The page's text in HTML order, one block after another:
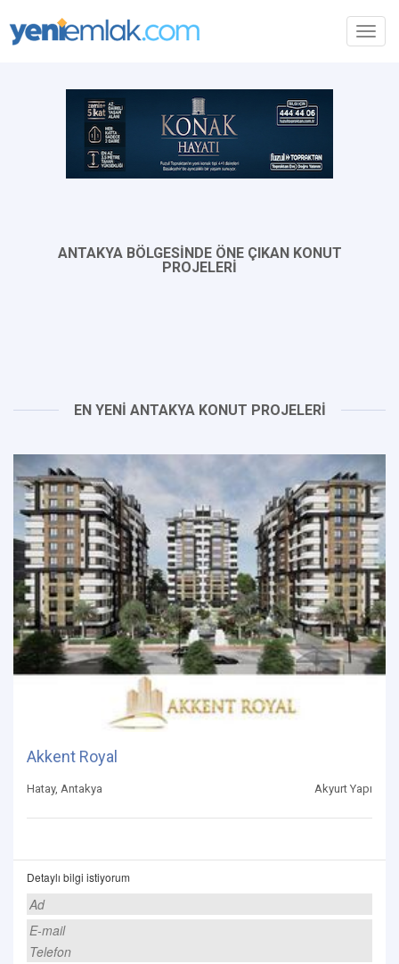
ANTAKYA BÖLGESİNDE ÖNE ÇIKAN KONUT
PROJELERİ
EN YENİ ANTAKYA KONUT PROJELERİ
Akkent Royal
Hatay, Antakya Akyurt Yapı
Detaylı bilgi istiyorum